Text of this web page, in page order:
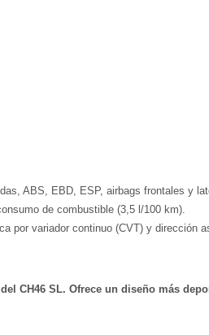
ABS, EBD, ESP, airbags frontales y
de combustible (3,5 l/100 km).
por variador continuo (CVT) y dirección
CH46 SL. Ofrece un diseño más